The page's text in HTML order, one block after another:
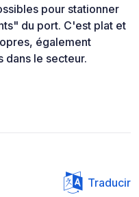
pour stationner
du port. C'est plat et
également
dans le secteur.
Traducir